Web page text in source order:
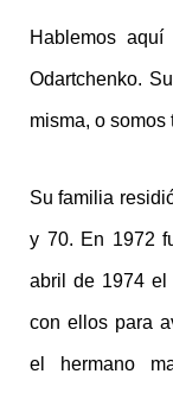
Hablemos
Odartchenko.
misma, o somos
Su familia
y 70. En 1972
abril de 1974 el
con ellos para
el hermano